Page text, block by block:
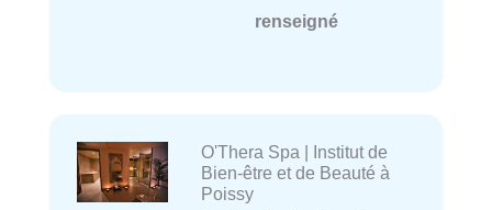
renseigné
O'Thera Spa | Institut de
Bien-être et de Beauté à
Poissy